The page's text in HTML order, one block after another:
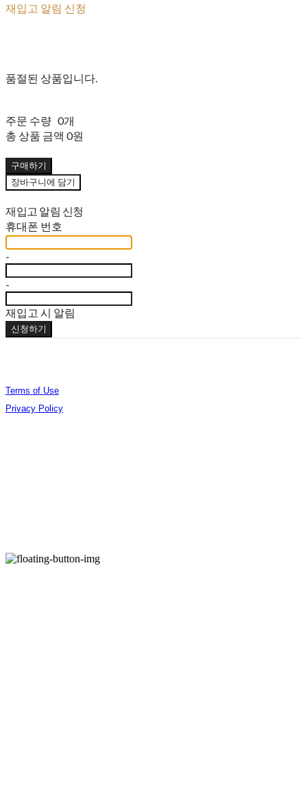
재입고 알림 신청
품절된 상품입니다.
주문 수량 0개
총 상품 금액 0원
구매하기
장바구니에 담기
재입고 알림 신청
휴대폰 번호
-
-
재입고 시 알림
신청하기
Terms of Use
Privacy Policy